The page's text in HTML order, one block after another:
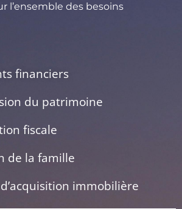
l’ensemble des besoins
financiers
du patrimoine
fiscale
de la famille
immobilière